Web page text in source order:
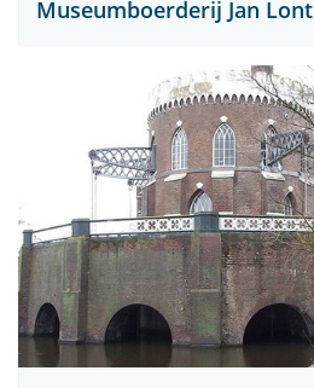
Museumboerderij Jan Lont